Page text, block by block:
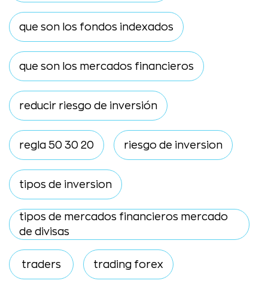
que son los fondos indexados
que son los mercados financieros
reducir riesgo de inversión
regla 50 30 20 riesgo de inversion
tipos de inversion
tipos de mercados financieros mercado
de divisas
traders trading forex